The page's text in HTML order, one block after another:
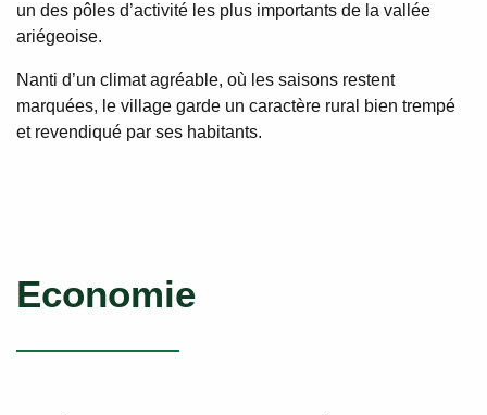
un des pôles d’activité les plus importants de la vallée
ariégeoise.
Nanti d’un climat agréable, où les saisons restent
marquées, le village garde un caractère rural bien trempé
et revendiqué par ses habitants.
Economie